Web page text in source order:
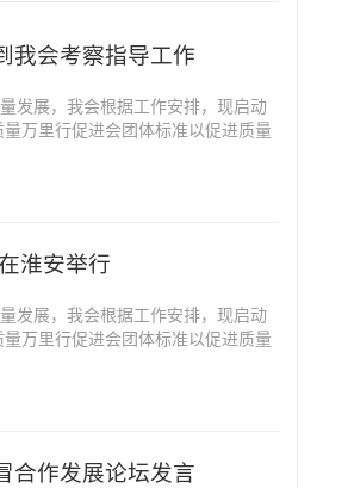
我会考察指导工作
发展，我会根据工作安排，现启动
万里行促进会团体标准以促进质量
淮安举行
发展，我会根据工作安排，现启动
万里行促进会团体标准以促进质量
合作发展论坛发言